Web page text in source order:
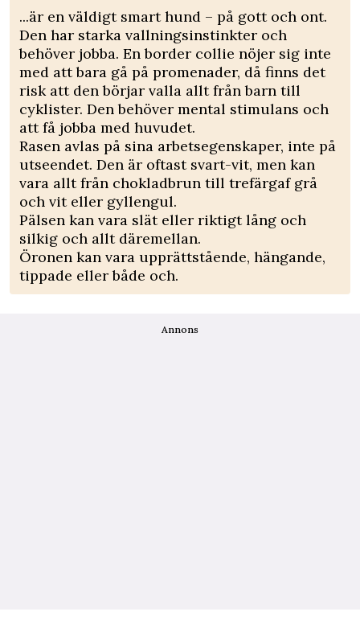
...är en väldigt smart hund – på gott och ont.
Den har starka vallningsinstinkter och
behöver jobba. En border collie nöjer sig inte
med att bara gå på promenader, då finns det
risk att den börjar valla allt från barn till
cyklister. Den behöver mental stimulans och
att få jobba med huvudet.
Rasen avlas på sina arbetsegenskaper, inte på
utseendet. Den är oftast svart-vit, men kan
vara allt från chokladbrun till trefärgaf grå
och vit eller gyllengul.
Pälsen kan vara slät eller riktigt lång och
silkig och allt däremellan.
Öronen kan vara upprättstående, hängande,
tippade eller både och.
Annons